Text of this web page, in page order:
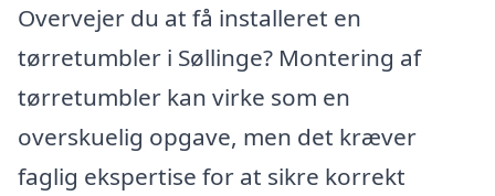
Overvejer du at få installeret en
tørretumbler i Søllinge? Montering af
tørretumbler kan virke som en
overskuelig opgave, men det kræver
faglig ekspertise for at sikre korrekt